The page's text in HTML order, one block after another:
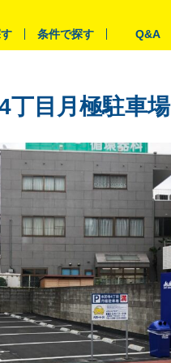
条件で探す Q&A
丁目月極駐車場